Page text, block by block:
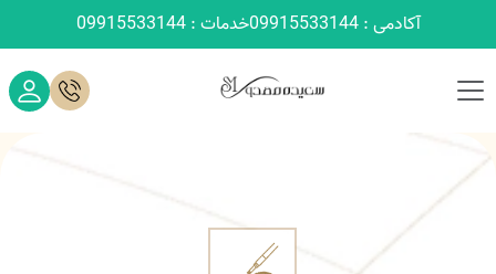
آکادمی : 09915533144 خدمات : 09915533144